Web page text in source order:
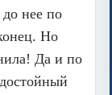
до нее по
Но
Да и по